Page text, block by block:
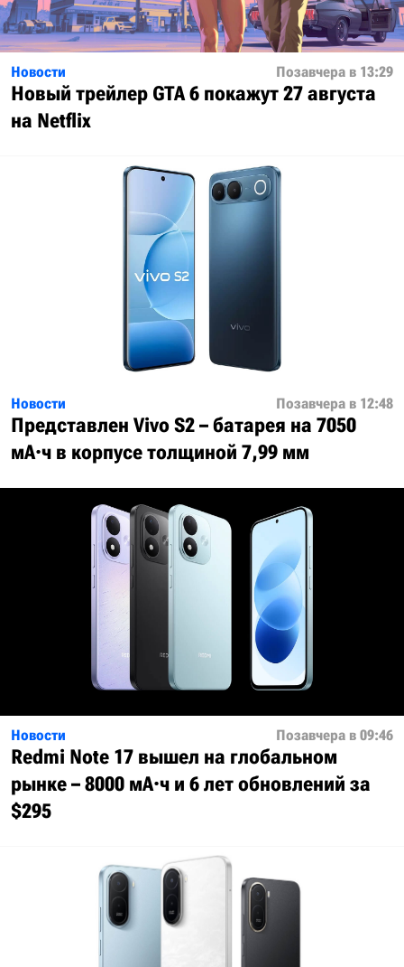
Новости Позавчера в 13:29
Новый трейлер GTA 6 покажут 27 августа
на Netflix
Новости Позавчера в 12:48
Представлен Vivo S2 – батарея на 7050
мА·ч в корпусе толщиной 7,99 мм
Новости Позавчера в 09:46
Redmi Note 17 вышел на глобальном
рынке – 8000 мА·ч и 6 лет обновлений за
$295